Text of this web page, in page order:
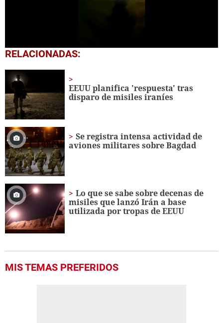
0
seconds
minutes,
32
seconds
RELACIONADAS:
EEUU planifica 'respuesta' tras
disparo de misiles iraníes
Se registra intensa actividad de
aviones militares sobre Bagdad
Lo que se sabe sobre decenas de
misiles que lanzó Irán a base
utilizada por tropas de EEUU
MIS TEMAS PREFERIDOS